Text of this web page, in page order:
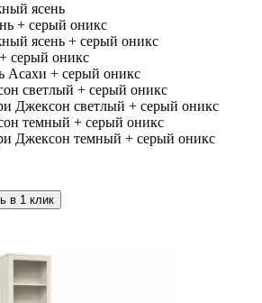
ясень
ясень + серый оникс
Асахи + серый оникс
Джексон светлый + серый оникс
Джексон темный + серый оникс
в 1 клик